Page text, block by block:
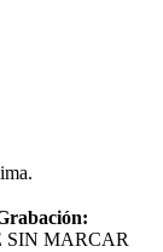
SIN MARCAR